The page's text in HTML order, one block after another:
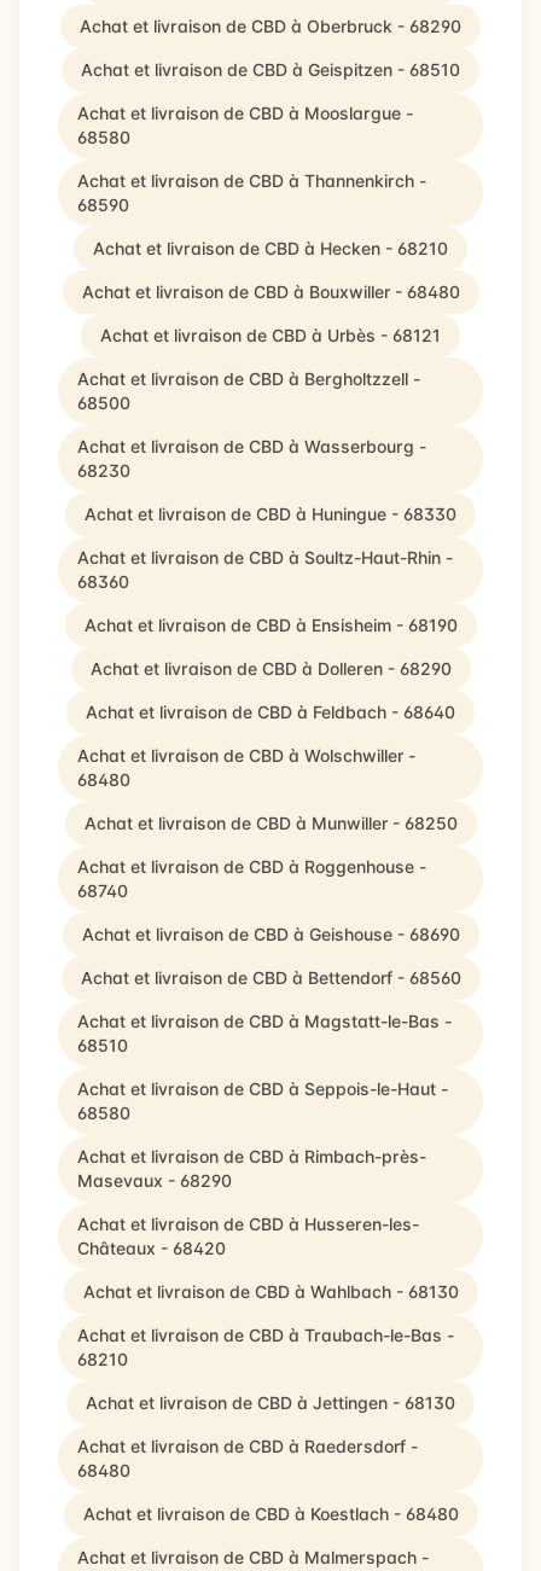
Achat et livraison de CBD à Oberbruck - 68290
Achat et livraison de CBD à Geispitzen - 68510
Achat et livraison de CBD à Mooslargue -
68580
Achat et livraison de CBD à Thannenkirch -
68590
Achat et livraison de CBD à Hecken - 68210
Achat et livraison de CBD à Bouxwiller - 68480
Achat et livraison de CBD à Urbès - 68121
Achat et livraison de CBD à Bergholtzzell -
68500
Achat et livraison de CBD à Wasserbourg -
68230
Achat et livraison de CBD à Huningue - 68330
Achat et livraison de CBD à Soultz-Haut-Rhin -
68360
Achat et livraison de CBD à Ensisheim - 68190
Achat et livraison de CBD à Dolleren - 68290
Achat et livraison de CBD à Feldbach - 68640
Achat et livraison de CBD à Wolschwiller -
68480
Achat et livraison de CBD à Munwiller - 68250
Achat et livraison de CBD à Roggenhouse -
68740
Achat et livraison de CBD à Geishouse - 68690
Achat et livraison de CBD à Bettendorf - 68560
Achat et livraison de CBD à Magstatt-le-Bas -
68510
Achat et livraison de CBD à Seppois-le-Haut -
68580
Achat et livraison de CBD à Rimbach-près-
Masevaux - 68290
Achat et livraison de CBD à Husseren-les-
Châteaux - 68420
Achat et livraison de CBD à Wahlbach - 68130
Achat et livraison de CBD à Traubach-le-Bas -
68210
Achat et livraison de CBD à Jettingen - 68130
Achat et livraison de CBD à Raedersdorf -
68480
Achat et livraison de CBD à Koestlach - 68480
Achat et livraison de CBD à Malmerspach -